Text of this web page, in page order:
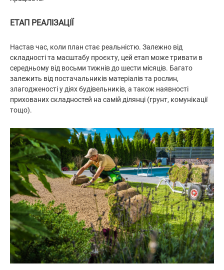
ЕТАП РЕАЛІЗАЦІЇ
Настав час, коли план стає реальністю. Залежно від
складності та масштабу проєкту, цей етап може тривати в
середньому від восьми тижнів до шести місяців. Багато
залежить від постачальників матеріалів та рослин,
злагодженості у діях будівельників, а також наявності
прихованих складностей на самій ділянці (грунт, комунікації
тощо).